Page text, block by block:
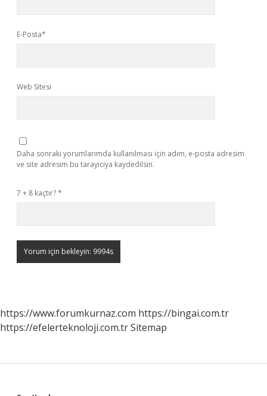
E-Posta*
Web Sitesi
Daha sonraki yorumlarımda kullanılması için adım, e-posta adresim
ve site adresim bu tarayıcıya kaydedilsin.
7 + 8 kaçtır?*
https://www.forumkurnaz.com https://bingai.com.tr
https://efelerteknoloji.com.trSitemap